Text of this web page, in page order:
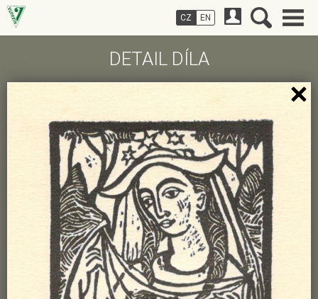
DETAIL DÍLA
CZ EN